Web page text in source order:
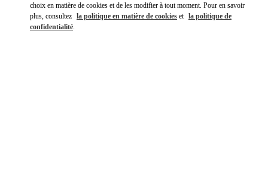
Link Opens in New Tab
choix en matière de cookies et de les modifier à tout moment. Pour en savoir
plus, consultez la politique en matière de cookies et la politique de
confidentialité